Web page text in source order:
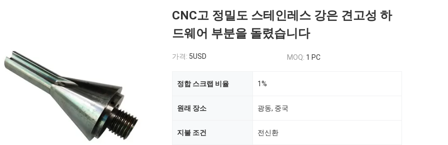
CNC고 정밀도 스테인레스 강은 견고성 하
드웨어 부분을 돌렸습니다
가격: 5USD MOQ: 1 PC
정합 스크랩 비율 1%
원래 장소 광동, 중국
지불 조건 전신환